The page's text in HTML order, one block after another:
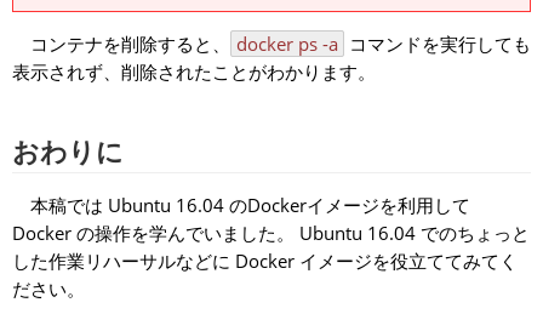
コンテナを削除すると、 docker ps -a コマンドを実行しても
表示されず、削除されたことがわかります。
おわりに
本稿では Ubuntu 16.04 のDockerイメージを利用して
Docker の操作を学んでいました。 Ubuntu 16.04 でのちょっと
した作業リハーサルなどに Docker イメージを役立ててみてく
ださい。